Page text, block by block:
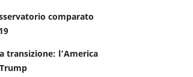
comparato
transizione: l’America